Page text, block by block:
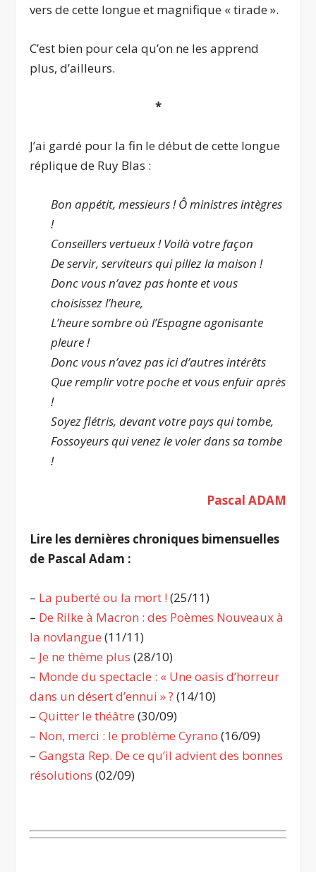
vers de cette longue et magnifique « tirade ».
C’est bien pour cela qu’on ne les apprend
plus, d’ailleurs.
*
J’ai gardé pour la fin le début de cette longue
réplique de Ruy Blas :
Bon appétit, messieurs ! Ô ministres intègres
!
Conseillers vertueux ! Voilà votre façon
De servir, serviteurs qui pillez la maison !
Donc vous n’avez pas honte et vous
choisissez l’heure,
L’heure sombre où l’Espagne agonisante
pleure !
Donc vous n’avez pas ici d’autres intérêts
Que remplir votre poche et vous enfuir après
!
Soyez flétris, devant votre pays qui tombe,
Fossoyeurs qui venez le voler dans sa tombe
!
Pascal ADAM
Lire les dernières chroniques bimensuelles
de Pascal Adam :
– La puberté ou la mort ! (25/11)
– De Rilke à Macron : des Poèmes Nouveaux à
la novlangue (11/11)
– Je ne thème plus (28/10)
– Monde du spectacle : « Une oasis d’horreur
dans un désert d’ennui » ? (14/10)
–Quitter le théâtre (30/09)
– Non, merci : le problème Cyrano (16/09)
–Gangsta Rep. De ce qu’il advient des bonnes
résolutions (02/09)